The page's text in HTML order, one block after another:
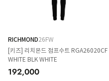
RICHMOND26FW
[키즈] 리치몬드 점프수트 RGA26020CF
WHITE BLK WHITE
192,000